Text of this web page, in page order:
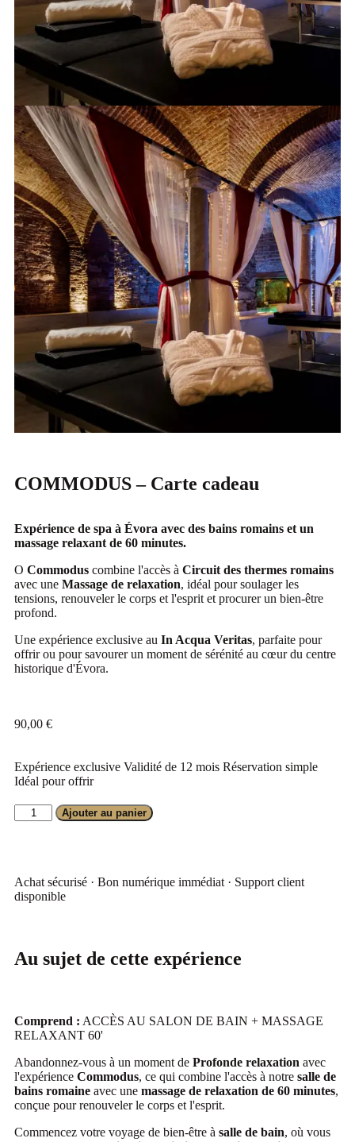
COMMODUS – Carte cadeau
Expérience de spa à Évora avec des bains romains et un
massage relaxant de 60 minutes.
O Commodus combine l'accès à Circuit des thermes romains
avec une Massage de relaxation, idéal pour soulager les
tensions, renouveler le corps et l'esprit et procurer un bien-être
profond.
Une expérience exclusive au In Acqua Veritas, parfaite pour
offrir ou pour savourer un moment de sérénité au cœur du centre
historique d'Évora.
90,00 €
Expérience exclusive Validité de 12 mois Réservation simple
Idéal pour offrir
Ajouter au panier
Achat sécurisé · Bon numérique immédiat · Support client
disponible
Au sujet de cette expérience
Comprend : ACCÈS AU SALON DE BAIN + MASSAGE
RELAXANT 60'
Abandonnez-vous à un moment de Profonde relaxation avec
l'expérience Commodus, ce qui combine l'accès à notre salle de
bains romaine avec une massage de relaxation de 60 minutes,
conçue pour renouveler le corps et l'esprit.
Commencez votre voyage de bien-être à salle de bain, où vous